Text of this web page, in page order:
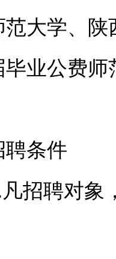
范大学、
业公费师
聘条件
招聘对象